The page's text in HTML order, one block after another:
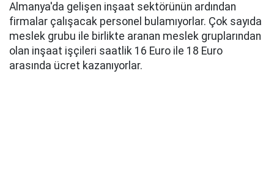
Almanya'da gelişen inşaat sektörünün ardından
firmalar çalışacak personel bulamıyorlar. Çok sayıda
meslek grubu ile birlikte aranan meslek gruplarından
olan inşaat işçileri saatlik 16 Euro ile 18 Euro
arasında ücret kazanıyorlar.